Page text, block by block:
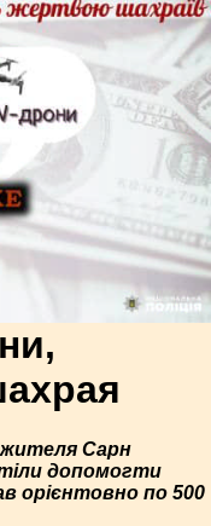
жителя Сарн
допомогти
орієнтовно по 500